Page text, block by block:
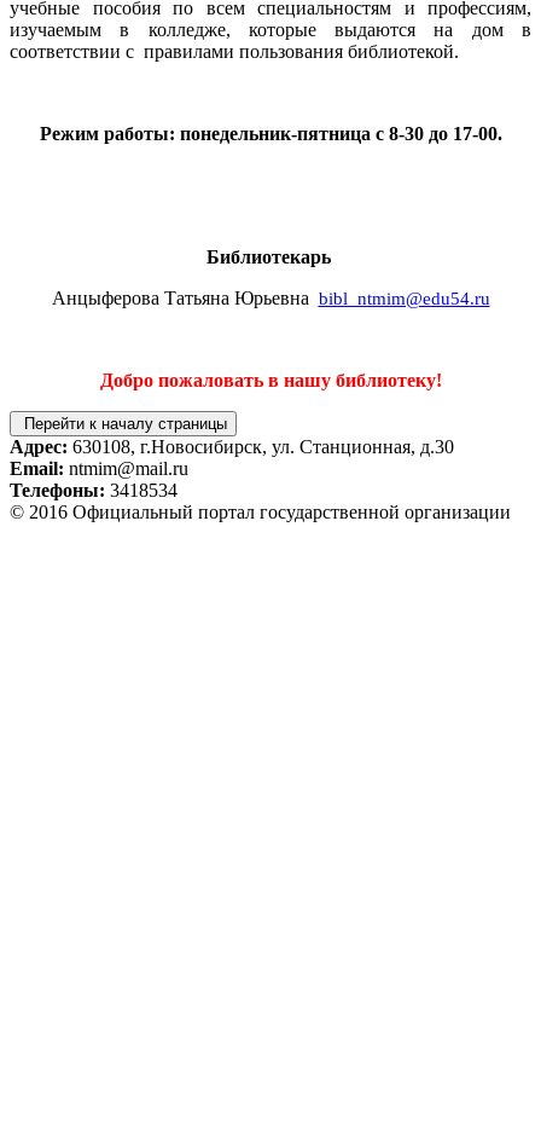
учебные пособия по всем специальностям и профессиям,
изучаемым в колледже, которые выдаются на дом в
соответствии с правилами пользования библиотекой.
Режим работы: понедельник-пятница с 8-30 до 17-00.
Библиотекарь
Анцыферова Татьяна Юрьевна bibl_ntmim@edu54.ru
Добро пожаловать в нашу библиотеку!
Перейти к началу страницы
Адрес: 630108, г.Новосибирск, ул. Станционная, д.30
Email: ntmim@mail.ru
Телефоны: 3418534
© 2016 Официальный портал государственной организации